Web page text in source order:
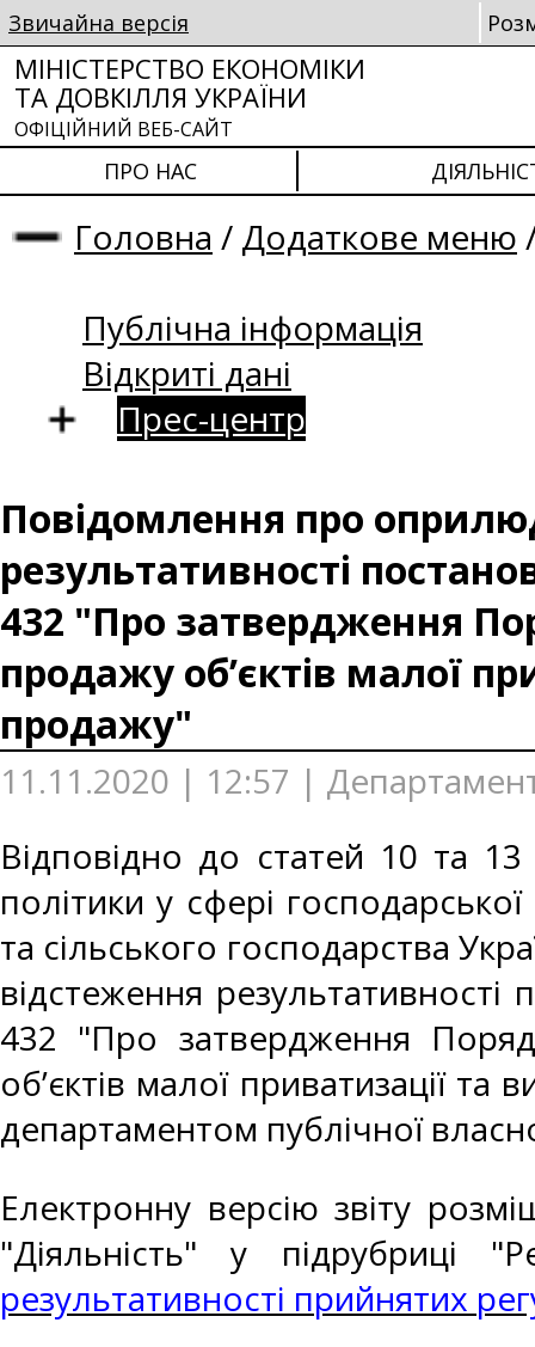
Звичайна версія
МІНІСТЕРСТВО ЕКОНОМІКИ
ТА ДОВКІЛЛЯ УКРАЇНИ
ОФІЦІЙНИЙ ВЕБ-САЙТ
ПРО НАС
Головна / Додаткове меню
Публічна інформація
Відкриті дані
Прес-центр
Повідомлення про
результативності
432 "Про затвердження
продажу об’єктів малої
продажу"
11.11.2020 | 12:57 | Департамент
Відповідно до статей 10 та
політики у сфері
та сільського господарства
відстеження результативності
432 "Про затвердження
об’єктів малої приватизації
департаментом публічної
Електронну версію звіту
"Діяльність" у підрубриці
результативності прийнятих